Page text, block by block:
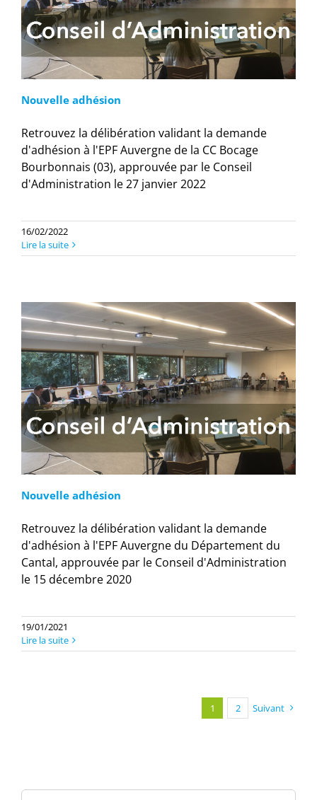
Nouvelle adhésion
Retrouvez la délibération validant la demande
d'adhésion à l'EPF Auvergne de la CC Bocage
Bourbonnais (03), approuvée par le Conseil
d'Administration le 27 janvier 2022
16/02/2022
Lire la suite
Nouvelle adhésion
Retrouvez la délibération validant la demande
d'adhésion à l'EPF Auvergne du Département du
Cantal, approuvée par le Conseil d'Administration
le 15 décembre 2020
19/01/2021
Lire la suite
1 2 Suivant